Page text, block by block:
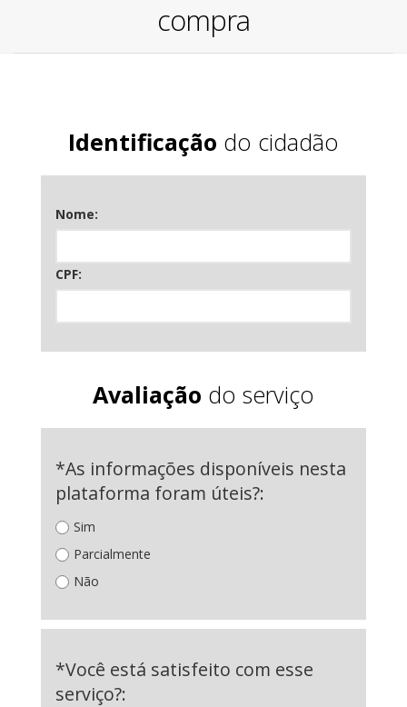
compra
Identificação do cidadão
Nome:
CPF:
Avaliação do serviço
*As informações disponíveis nesta
plataforma foram úteis?:
Sim
Parcialmente
Não
*Você está satisfeito com esse
serviço?: